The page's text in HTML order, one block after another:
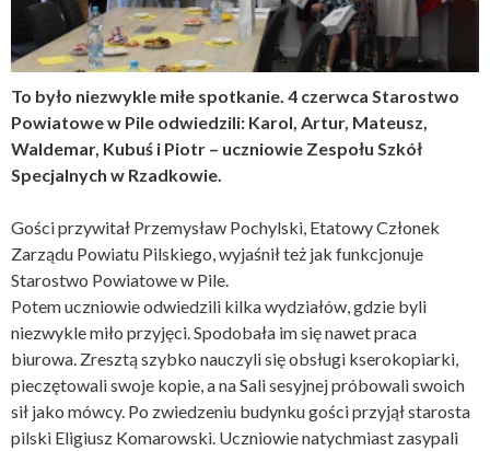
To było niezwykle miłe spotkanie. 4 czerwca Starostwo
Powiatowe w Pile odwiedzili: Karol, Artur, Mateusz,
Waldemar, Kubuś i Piotr – uczniowie Zespołu Szkół
Specjalnych w Rzadkowie.
Gości przywitał Przemysław Pochylski, Etatowy Członek
Zarządu Powiatu Pilskiego, wyjaśnił też jak funkcjonuje
Starostwo Powiatowe w Pile.
Potem uczniowie odwiedzili kilka wydziałów, gdzie byli
niezwykle miło przyjęci. Spodobała im się nawet praca
biurowa. Zresztą szybko nauczyli się obsługi kserokopiarki,
pieczętowali swoje kopie, a na Sali sesyjnej próbowali swoich
sił jako mówcy. Po zwiedzeniu budynku gości przyjął starosta
pilski Eligiusz Komarowski. Uczniowie natychmiast zasypali